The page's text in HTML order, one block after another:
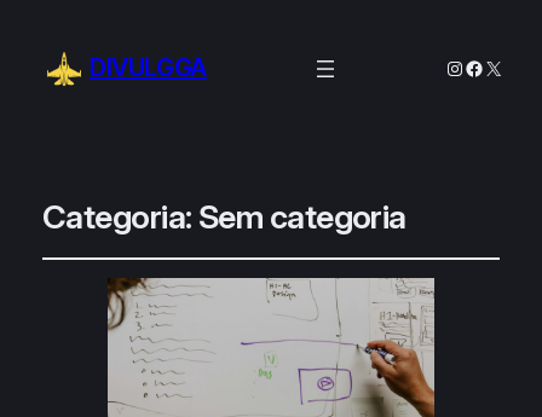
DIVULGGA Instagram
X
Categoria: Sem categoria